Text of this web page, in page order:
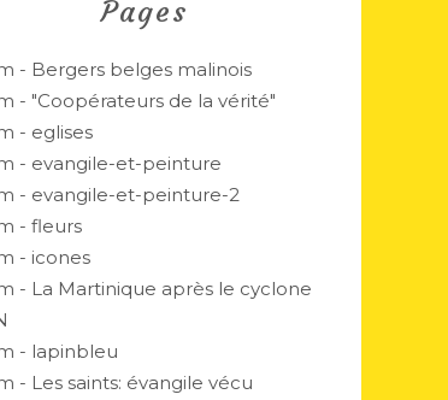
Pages
- Bergers belges malinois
- "Coopérateurs de la vérité"
- eglises
- evangile-et-peinture
- evangile-et-peinture-2
- fleurs
- icones
- La Martinique après le cyclone
- lapinbleu
- Les saints: évangile vécu